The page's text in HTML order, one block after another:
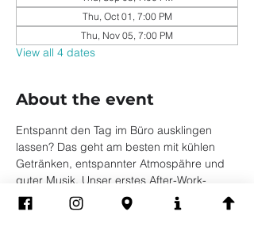
Thu, Oct 01, 7:00 PM
Thu, Nov 05, 7:00 PM
View all 4 dates
About the event
Entspannt den Tag im Büro ausklingen
lassen? Das geht am besten mit kühlen
Getränken, entspannter Atmospähre und
guter Musik. Unser erstes After-Work-
Clubbing im Daniels.